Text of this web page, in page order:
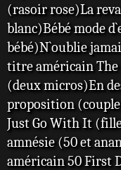
(rasoir rose)La
blanc)Bébé mode
bébé)N`oublie
titre américain
(deux micros)En
proposition
Just Go With It
amnésie (50 et
américain 50 First